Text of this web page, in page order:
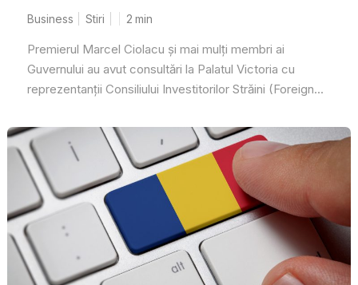
Business Stiri 2 min
Premierul Marcel Ciolacu și mai mulți membri ai
Guvernului au avut consultări la Palatul Victoria cu
reprezentanții Consiliului Investitorilor Străini (Foreign...